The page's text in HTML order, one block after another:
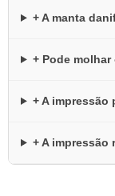
+ A manta
+ Pode
+ A impressão
+ A impressão